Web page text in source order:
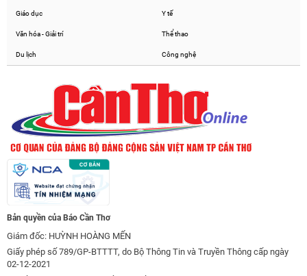
Giáo dục Y tế
Văn hóa - Giải trí Thể thao
Du lịch Công nghệ
Bản quyền của Báo Cần Thơ
Giám đốc: HUỲNH HOÀNG MẾN
Giấy phép số 789/GP-BTTTT, do Bộ Thông Tin và Truyền Thông cấp ngày
02-12-2021